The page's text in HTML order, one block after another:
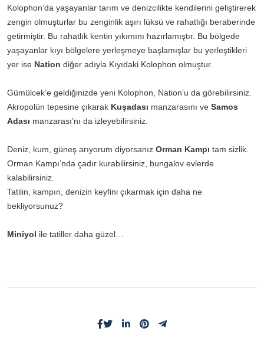
Kolophon’da yaşayanlar tarım ve denizcilikte kendilerini geliştirerek
zengin olmuşturlar bu zenginlik aşırı lüksü ve rahatlığı beraberinde
getirmiştir. Bu rahatlık kentin yıkımını hazırlamıştır. Bu bölgede
yaşayanlar kıyı bölgelere yerleşmeye başlamışlar bu yerleştikleri
yer ise Nation diğer adıyla Kıyıdaki Kolophon olmuştur.
Gümülcek’e geldiğinizde yeni Kolophon, Nation’u da görebilirsiniz.
Akropolün tepesine çıkarak Kuşadası manzarasını ve Samos
Adası manzarası’nı da izleyebilirsiniz.
Deniz, kum, güneş arıyorum diyorsanız Orman Kampı tam sizlik.
Orman Kampı’nda çadır kurabilirsiniz, bungalov evlerde
kalabilirsiniz.
Tatilin, kampın, denizin keyfini çıkarmak için daha ne
bekliyorsunuz?
Miniyol ile tatiller daha güzel…